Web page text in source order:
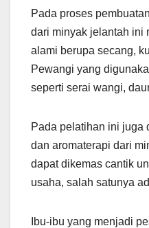
Pada proses
dari minyak jelantah ini
alami berupa secang,
Pewangi yang
seperti serai wangi,
Pada pelatihan ini juga
dan aromaterapi dari
dapat dikemas cantik
usaha, salah satunya
Ibu-ibu yang menjadi